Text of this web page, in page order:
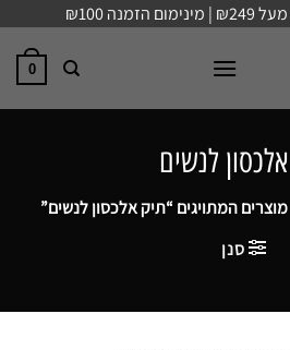
₪100
0
לנשים
מוצרים המתויגים “תיק אלכסון לנשים”
סנן